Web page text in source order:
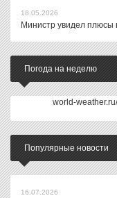
18.05.2026
Министр увидел плюсы
Погода на неделю
world-
Популярные новости
16.07.2026